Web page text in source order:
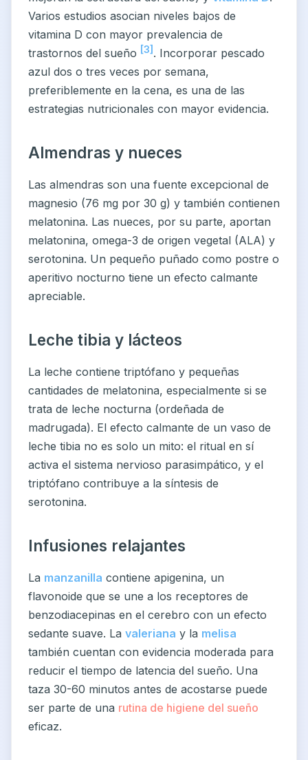
Varios estudios asocian niveles bajos de
vitamina D con mayor prevalencia de
trastornos del sueño [3] . Incorporar pescado
azul dos o tres veces por semana,
preferiblemente en la cena, es una de las
estrategias nutricionales con mayor evidencia.
Almendras y nueces
Las almendras son una fuente excepcional de
magnesio (76 mg por 30 g) y también contienen
melatonina. Las nueces, por su parte, aportan
melatonina, omega-3 de origen vegetal (ALA) y
serotonina. Un pequeño puñado como postre o
aperitivo nocturno tiene un efecto calmante
apreciable.
Leche tibia y lácteos
La leche contiene triptófano y pequeñas
cantidades de melatonina, especialmente si se
trata de leche nocturna (ordeñada de
madrugada). El efecto calmante de un vaso de
leche tibia no es solo un mito: el ritual en sí
activa el sistema nervioso parasimpático, y el
triptófano contribuye a la síntesis de
serotonina.
Infusiones relajantes
La manzanilla contiene apigenina, un
flavonoide que se une a los receptores de
benzodiacepinas en el cerebro con un efecto
sedante suave. La valeriana y la melisa
también cuentan con evidencia moderada para
reducir el tiempo de latencia del sueño. Una
taza 30-60 minutos antes de acostarse puede
ser parte de una rutina de higiene del sueño
eficaz.